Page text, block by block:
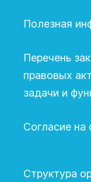
Полезная
Перечень
правовых
задачи и
Согласие на
Структура